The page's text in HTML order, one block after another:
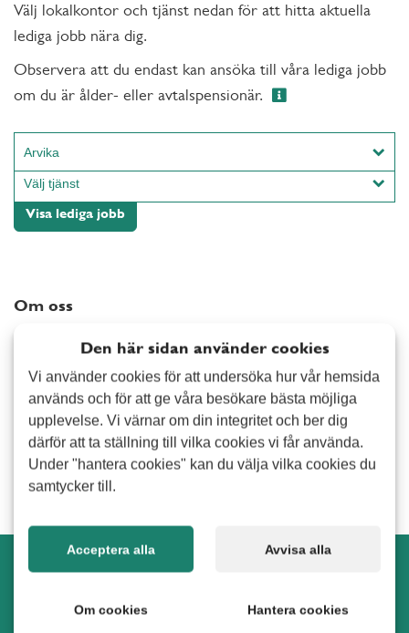
Välj lokalkontor och tjänst nedan för att hitta aktuella
lediga jobb nära dig.
Observera att du endast kan ansöka till våra lediga jobb
om du är ålder- eller avtalspensionär.
Arvika
Alingsås
Arboga
Borlänge
Danderyd
Ekerö
Enköping
Eskilstuna
Fagersta
Falkenberg
Forshaga
Välj tjänst
Hantverk
Elektriker
Tapetsering
Övrig hantverkstjänst
Hemmet
Hemservice
Städning/Flyttstädning
Övrig tjänst i hemmet
Trädgård
Snöskottning
Trädbeskärning
Visa lediga jobb
Om oss
seniorbemanning. Verksamheten grundades 2014 och har
idag kontor på ett 30-tal orter i Sverige. Vi erbjuder
pensionärer varierande uppdrag både inom privat - och
företagsmarknaden. Som anställd på Alert Senior väljer du
själv vilka uppdrag du vill utföra samt i vilken omfattning du
vill jobba.
Möt, följ och samtala med oss i sociala medier.
Den här sidan använder cookies
Vi använder cookies för att undersöka hur vår hemsida
används och för att ge våra besökare bästa möjliga
upplevelse. Vi värnar om din integritet och ber dig
därför att ta ställning till vilka cookies vi får använda.
Under "hantera cookies" kan du välja vilka cookies du
samtycker till.
Acceptera alla Avvisa alla
Om cookies Hantera cookies